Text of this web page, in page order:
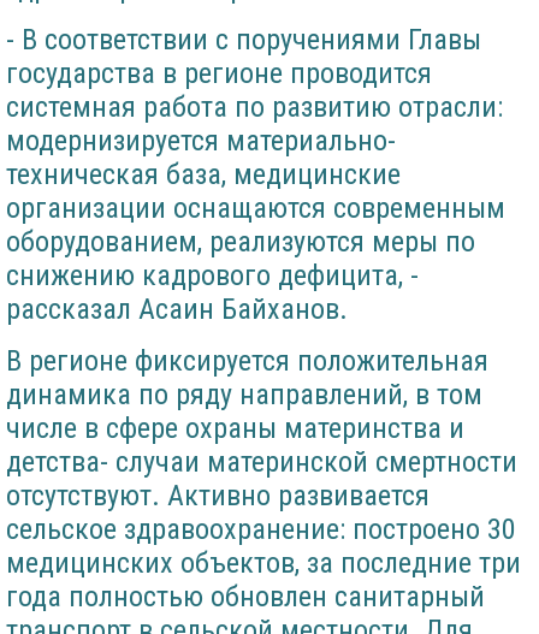
- В соответствии с поручениями Главы
государства в регионе проводится
системная работа по развитию отрасли:
модернизируется материально-
техническая база, медицинские
организации оснащаются современным
оборудованием, реализуются меры по
снижению кадрового дефицита, -
рассказал Асаин Байханов.
В регионе фиксируется положительная
динамика по ряду направлений, в том
числе в сфере охраны материнства и
детства- случаи материнской смертности
отсутствуют. Активно развивается
сельское здравоохранение: построено 30
медицинских объектов, за последние три
года полностью обновлен санитарный